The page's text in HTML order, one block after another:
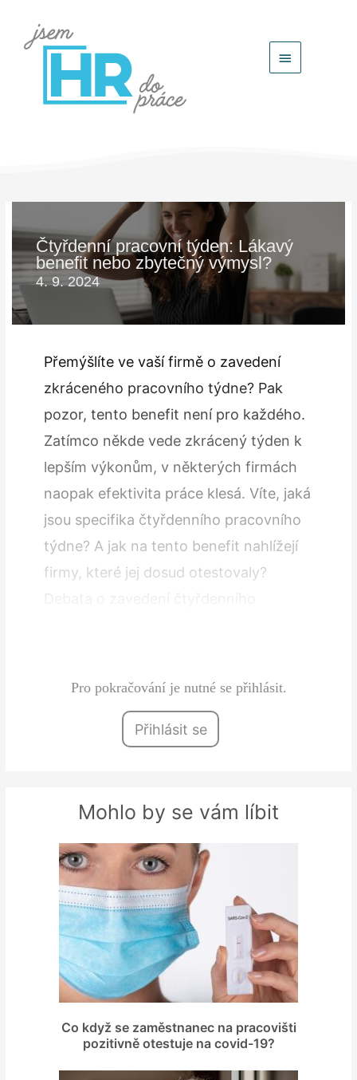
Hlavní
Čtyřdenní pracovní týden: Lákavý
benefit nebo zbytečný výmysl?
4. 9. 2024
Přemýšlíte ve vaší firmě o zavedení
zkráceného pracovního týdne? Pak
pozor, tento benefit není pro každého.
Zatímco někde vede zkrácený týden k
lepším výkonům, v některých firmách
naopak efektivita práce klesá. Víte, jaká
jsou specifika čtyřdenního pracovního
týdne? A jak na tento benefit nahlížejí
firmy, které jej dosud otestovaly?
Pro pokračování je nutné se přihlásit.
Přihlásit se
Mohlo by se vám líbit
Co když se zaměstnanec na pracovišti
pozitivně otestuje na covid-19?